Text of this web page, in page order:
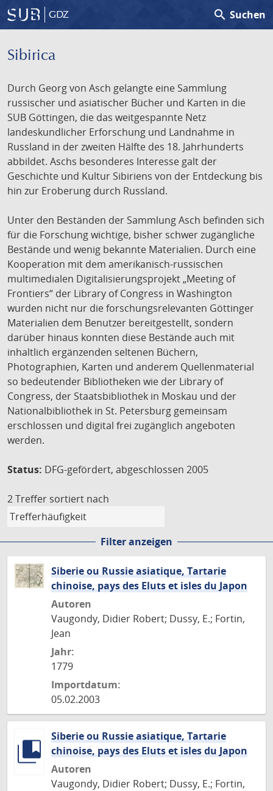
GDZ search Suchen
Sibirica
Durch Georg von Asch gelangte eine Sammlung
russischer und asiatischer Bücher und Karten in die
SUB Göttingen, die das weitgespannte Netz
landeskundlicher Erforschung und Landnahme in
Russland in der zweiten Hälfte des 18. Jahrhunderts
abbildet. Aschs besonderes Interesse galt der
Geschichte und Kultur Sibiriens von der Entdeckung bis
hin zur Eroberung durch Russland.
Unter den Beständen der Sammlung Asch befinden sich
für die Forschung wichtige, bisher schwer zugängliche
Bestände und wenig bekannte Materialien. Durch eine
Kooperation mit dem amerikanisch-russischen
multimedialen Digitalisierungsprojekt „Meeting of
Frontiers“ der Library of Congress in Washington
wurden nicht nur die forschungsrelevanten Göttinger
Materialien dem Benutzer bereitgestellt, sondern
darüber hinaus konnten diese Bestände auch mit
inhaltlich ergänzenden seltenen Büchern,
Photographien, Karten und anderem Quellenmaterial
so bedeutender Bibliotheken wie der Library of
Congress, der Staatsbibliothek in Moskau und der
Nationalbibliothek in St. Petersburg gemeinsam
erschlossen und digital frei zugänglich angeboten
werden.
Status: DFG-gefördert, abgeschlossen 2005
2 Treffer sortiert nach
Filter anzeigen
Siberie ou Russie asiatique, Tartarie
chinoise, pays des Eluts et isles du Japon
Autoren
Vaugondy, Didier Robert; Dussy, E.; Fortin,
Jean
Jahr:
1779
Importdatum:
05.02.2003
Siberie ou Russie asiatique, Tartarie
chinoise, pays des Eluts et isles du Japon
Autoren
Vaugondy, Didier Robert; Dussy, E.; Fortin,